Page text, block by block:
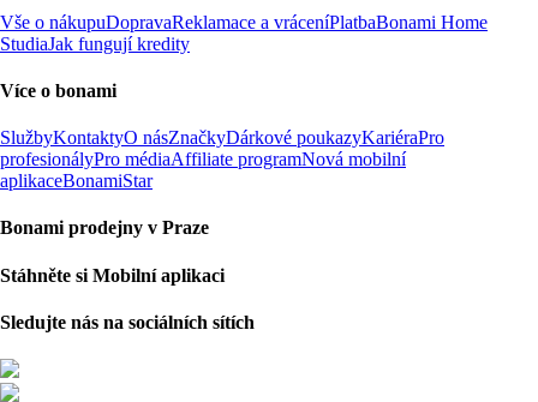
Vše o nákupuDopravaReklamace a vráceníPlatbaBonami Home
StudiaJak fungují kredity
Více o bonami
SlužbyKontaktyO násZnačkyDárkové poukazyKariéraPro
profesionályPro médiaAffiliate programNová mobilní
aplikaceBonamiStar
Bonami prodejny v Praze
Stáhněte si Mobilní aplikaci
Sledujte nás na sociálních sítích